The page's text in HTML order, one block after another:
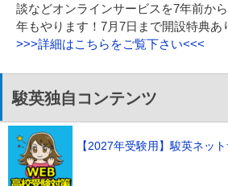
談などオンラインサービスを7年前か
年もやります！7月7日まで開設特典あ
>>>詳細はこちらをご覧下さい<<<
駿英独自コンテンツ
【2027年受験用】駿英ネッ